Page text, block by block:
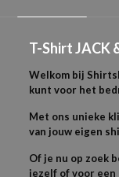
T-Shirt JACK
Welkom bij
kunt voor het
Met ons unieke
van jouw eigen
Of je nu op zoek
jezelf of voor